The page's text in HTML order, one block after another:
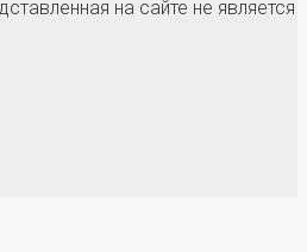
на сайте не является